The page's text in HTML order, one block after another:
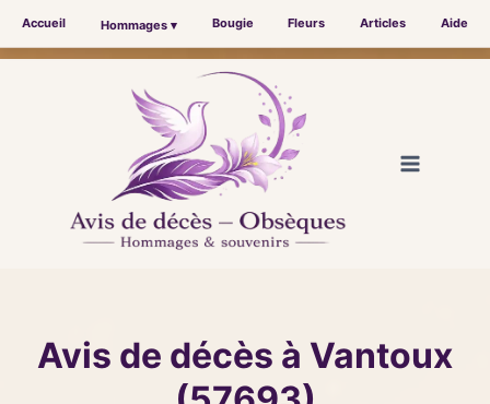
Accueil Hommages ▾ Bougie Fleurs Articles Aide
Avis de décès à Vantoux